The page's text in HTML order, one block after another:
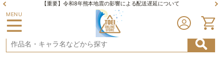
【重要】令和8年熊本地震の影響による配送遅延について
MENU